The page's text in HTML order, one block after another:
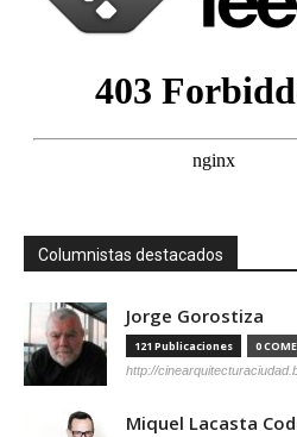
Columnistas destacados
Jorge Gorostiza
121 Publicaciones 0
http://
Miquel Lacasta